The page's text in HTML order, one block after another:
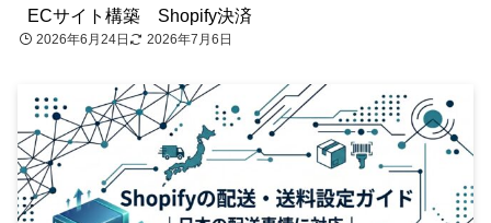
ECサイト構築
Shopify決済
2026年6月24日 2026年7月6日